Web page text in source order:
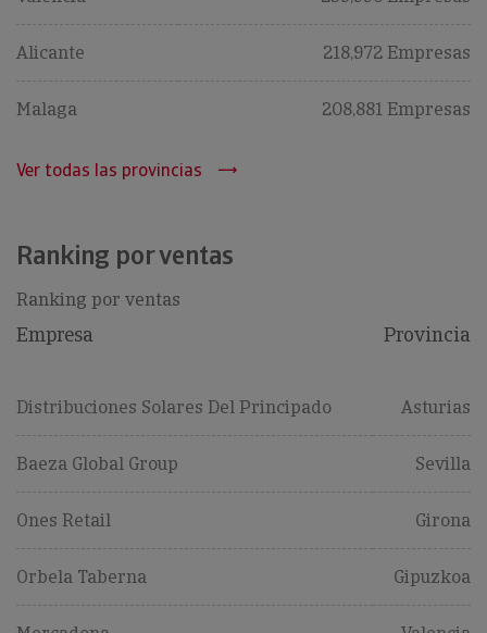
Alicante 218,972 Empresas
Malaga 208,881 Empresas
Ver todas las provincias
Ranking por ventas
Ranking por ventas
Empresa Provincia
Distribuciones Solares Del Principado Asturias
Baeza Global Group Sevilla
Ones Retail Girona
Orbela Taberna Gipuzkoa